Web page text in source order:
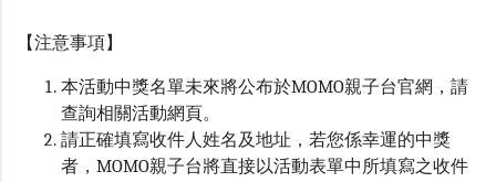
【注意事項】
本活動中獎名單未來將公布於MOMO親子台官網，請
查詢相關活動網頁。
請正確填寫收件人姓名及地址，若您係幸運的中獎
者，MOMO親子台將直接以活動表單中所填寫之收件